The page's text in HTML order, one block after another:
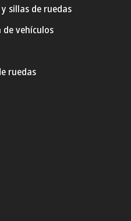
sillas de ruedas
vehículos
ruedas